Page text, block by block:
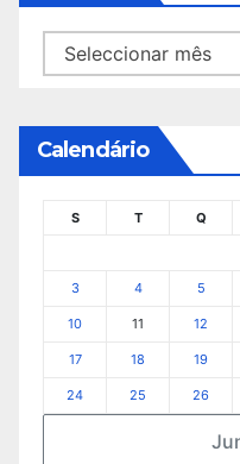
Arquivo
Calendário
S T Q
3 4 5
10 11 12
17 18 19
24 25 26